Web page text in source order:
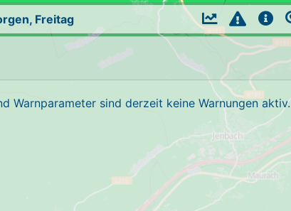
Freitag
Warnparameter sind derzeit keine Warnungen aktiv.